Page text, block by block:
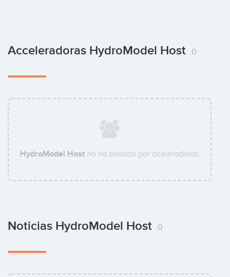
Acceleradoras HydroModel Host 0
HydroModel Host no ha pasado por aceleradoras
Noticias HydroModel Host 0